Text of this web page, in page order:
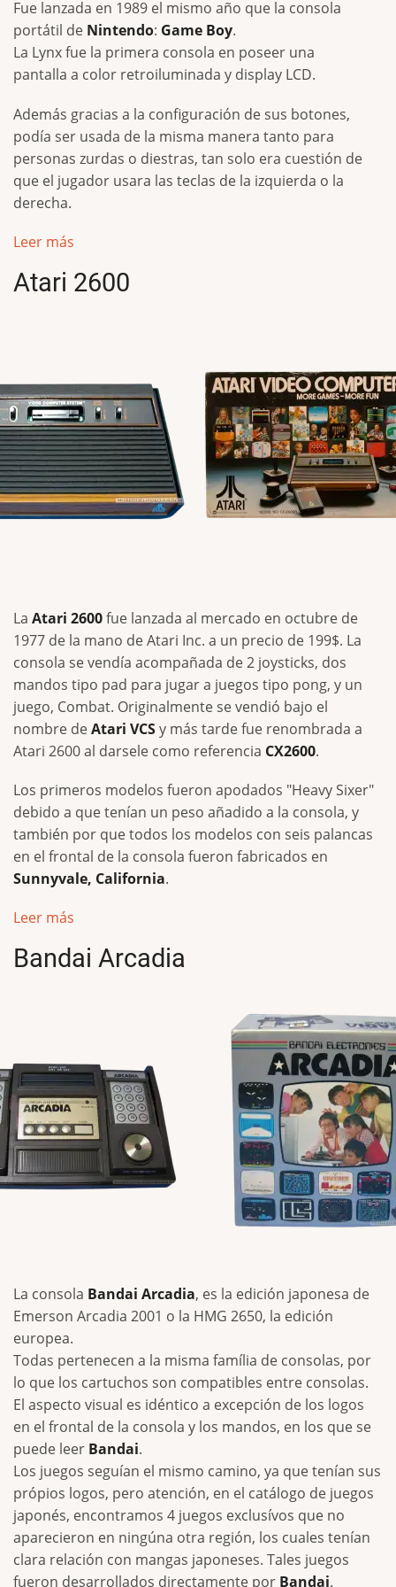
Fue lanzada en 1989 el mismo año que la consola
portátil de Nintendo: Game Boy.
La Lynx fue la primera consola en poseer una
pantalla a color retroiluminada y display LCD.
Además gracias a la configuración de sus botones,
podía ser usada de la misma manera tanto para
personas zurdas o diestras, tan solo era cuestión de
que el jugador usara las teclas de la izquierda o la
derecha.
Leer más
Atari 2600
La Atari 2600fue lanzada al mercado en octubre de
1977 de la mano de Atari Inc. a un precio de 199$. La
consola se vendía acompañada de 2 joysticks, dos
mandos tipo pad para jugar a juegos tipo pong, y un
juego, Combat. Originalmente se vendió bajo el
nombre deAtari VCSy más tarde fue renombrada a
Atari 2600 al darsele como referencia CX2600.
Los primeros modelos fueron apodados "Heavy Sixer"
debido a que tenían un peso añadido a la consola, y
también por que todos los modelos con seis palancas
en el frontal de la consola fueron fabricados en
Sunnyvale, California.
Leer más
Bandai Arcadia
La consola Bandai Arcadia, es la edición japonesa de
Emerson Arcadia 2001 o la HMG 2650, la edición
europea.
Todas pertenecen a la misma família de consolas, por
lo que los cartuchos son compatibles entre consolas.
El aspecto visual es idéntico a excepción de los logos
en el frontal de la consola y los mandos, en los que se
puede leer Bandai.
Los juegos seguían el mismo camino, ya que tenían sus
própios logos, pero atención, en el catálogo de juegos
japonés, encontramos 4 juegos exclusívos que no
aparecieron en ningúna otra región, los cuales tenían
clara relación con mangas japoneses. Tales juegos
fueron desarrollados directamente por Bandai.